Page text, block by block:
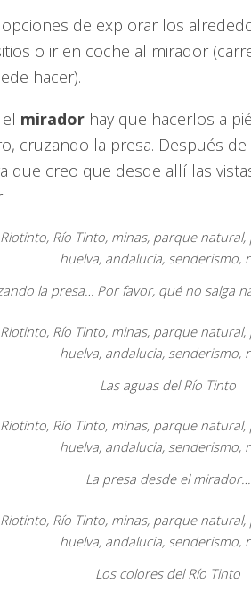
opciones de explorar los
o ir en coche al mirador
hacer).
mirador hay que hacerlos a
cruzando la presa. Después
que creo que desde allí las
la presa… Por favor, qué no salga
Las aguas del Río Tinto
La presa desde el mirador…
Los colores del Río Tinto